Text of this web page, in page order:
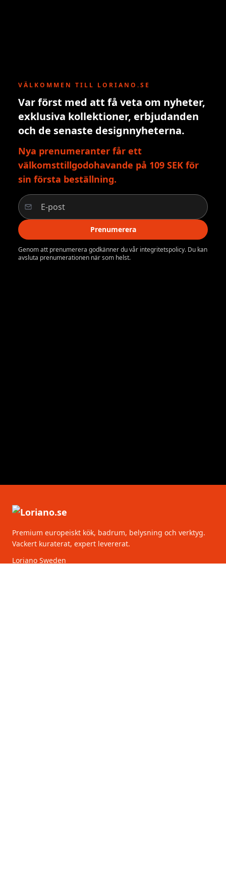
VÄLKOMMEN TILL LORIANO.SE
Var först med att få veta om nyheter,
exklusiva kollektioner, erbjudanden
och de senaste designnyheterna.
Nya prenumeranter får ett
välkomsttillgodohavande på 109 SEK för
sin första beställning.
Prenumerera
Genom att prenumerera godkänner du vår integritetspolicy. Du kan
avsluta prenumerationen när som helst.
Premium europeiskt kök, badrum, belysning och verktyg.
Vackert kuraterat, expert levererat.
Loriano Sweden